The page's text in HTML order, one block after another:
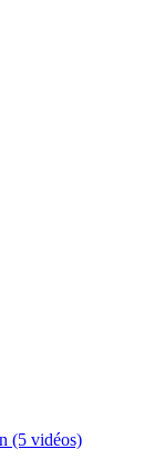
(5 vidéos)